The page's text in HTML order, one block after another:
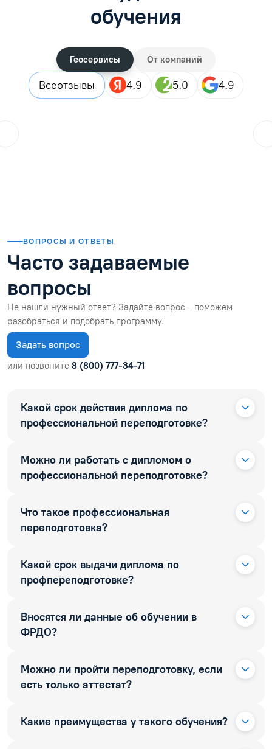
обучения
Геосервисы От компаний
Всеотзывы 4.9 5.0 4.9
ВОПРОСЫ И ОТВЕТЫ
Часто задаваемые
вопросы
Не нашли нужный ответ? Задайте вопрос — поможем
разобраться и подобрать программу.
Задать вопрос
или позвоните 8 (800) 777-34-71
Какой срок действия диплома по
профессиональной переподготовке?
Можно ли работать с дипломом о
профессиональной переподготовке?
Что такое профессиональная
переподготовка?
Какой срок выдачи диплома по
профпереподготовке?
Вносятся ли данные об обучении в
ФРДО?
Можно ли пройти переподготовку, если
есть только аттестат?
Какие преимущества у такого обучения?